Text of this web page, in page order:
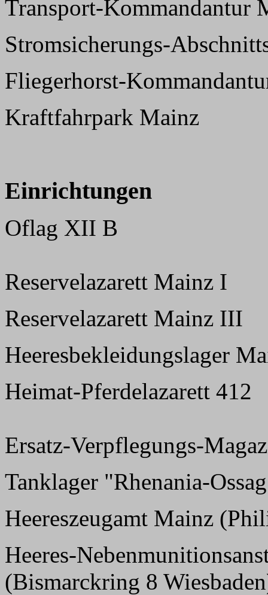
Transport-Kommandantur
Stromsicherungs-
Fliegerhorst-
Kraftfahrpark Mainz
Einrichtungen
Oflag XII B
Reservelazarett Mainz I
Reservelazarett Mainz III
Heeresbekleidungslager
Heimat-Pferdelazarett 412
Ersatz-Verpflegungs-
Tanklager "Rhenania-
Heereszeugamt Mainz
Heeres-
(Bismarckring 8